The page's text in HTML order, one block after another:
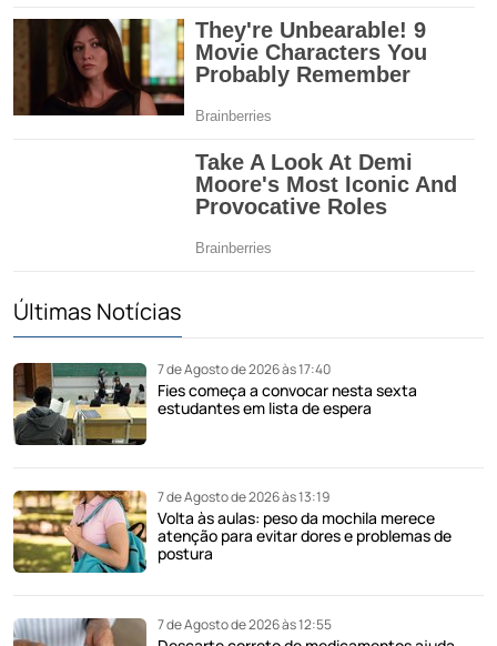
Últimas Notícias
7 de Agosto de 2026 às 17:40
Fies começa a convocar nesta sexta
estudantes em lista de espera
7 de Agosto de 2026 às 13:19
Volta às aulas: peso da mochila merece
atenção para evitar dores e problemas de
postura
7 de Agosto de 2026 às 12:55